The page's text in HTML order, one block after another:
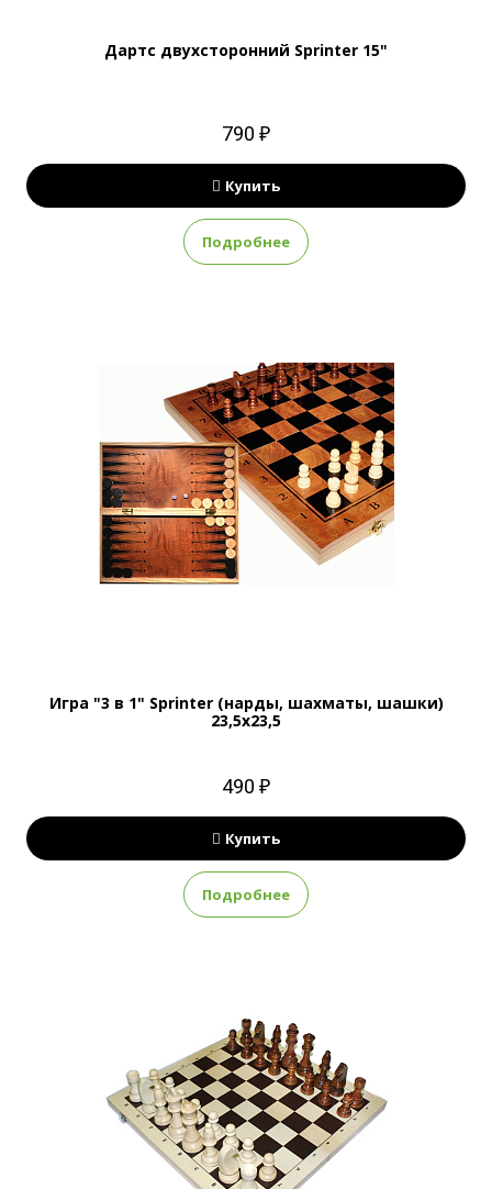
Дартс двухсторонний Sprinter 15"
790 ₽
Купить
Подробнее
Игра "3 в 1" Sprinter (нарды, шахматы, шашки)
23,5x23,5
490 ₽
Купить
Подробнее